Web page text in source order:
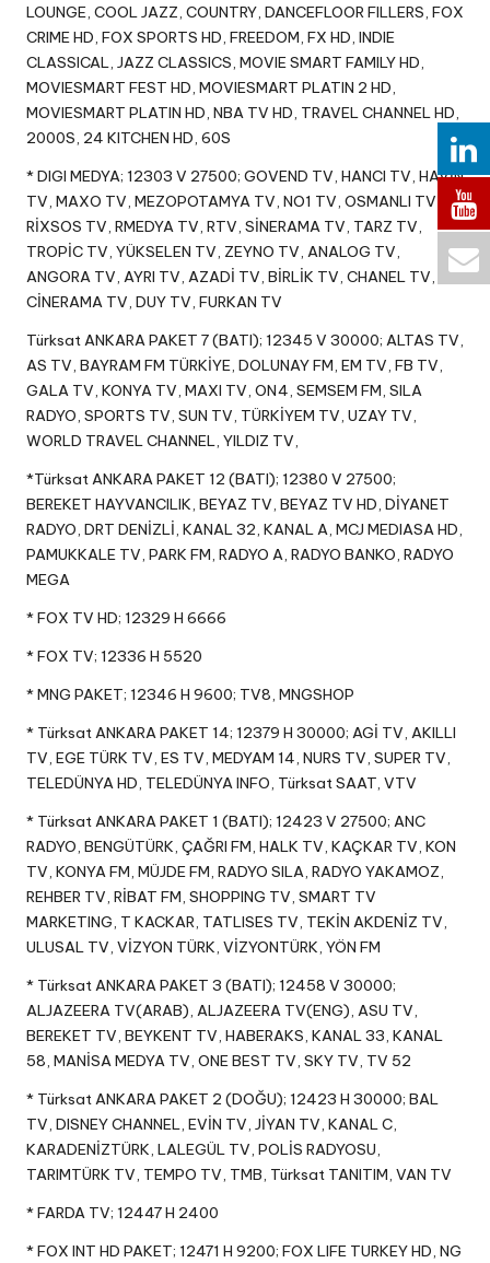
LOUNGE, COOL JAZZ, COUNTRY, DANCEFLOOR FILLERS, FOX
CRIME HD, FOX SPORTS HD, FREEDOM, FX HD, INDIE
CLASSICAL, JAZZ CLASSICS, MOVIE SMART FAMILY HD,
MOVIESMART FEST HD, MOVIESMART PLATIN 2 HD,
MOVIESMART PLATIN HD, NBA TV HD, TRAVEL CHANNEL HD,
2000S, 24 KITCHEN HD, 60S
* DIGI MEDYA; 12303 V 27500; GOVEND TV, HANCI TV, HAVİN
TV, MAXO TV, MEZOPOTAMYA TV, NO1 TV, OSMANLI TV,
RİXSOS TV, RMEDYA TV, RTV, SİNERAMA TV, TARZ TV,
TROPİC TV, YÜKSELEN TV, ZEYNO TV, ANALOG TV,
ANGORA TV, AYRI TV, AZADİ TV, BİRLİK TV, CHANEL TV,
CİNERAMA TV, DUY TV, FURKAN TV
Türksat ANKARA PAKET 7 (BATI); 12345 V 30000; ALTAS TV,
AS TV, BAYRAM FM TÜRKİYE, DOLUNAY FM, EM TV, FB TV,
GALA TV, KONYA TV, MAXI TV, ON4, SEMSEM FM, SILA
RADYO, SPORTS TV, SUN TV, TÜRKİYEM TV, UZAY TV,
WORLD TRAVEL CHANNEL, YILDIZ TV,
*Türksat ANKARA PAKET 12 (BATI); 12380 V 27500;
BEREKET HAYVANCILIK, BEYAZ TV, BEYAZ TV HD, DİYANET
RADYO, DRT DENİZLİ, KANAL 32, KANAL A, MCJ MEDIASA HD,
PAMUKKALE TV, PARK FM, RADYO A, RADYO BANKO, RADYO
MEGA
* FOX TV HD; 12329 H 6666
* FOX TV; 12336 H 5520
* MNG PAKET; 12346 H 9600; TV8, MNGSHOP
* Türksat ANKARA PAKET 14; 12379 H 30000; AGİ TV, AKILLI
TV, EGE TÜRK TV, ES TV, MEDYAM 14, NURS TV, SUPER TV,
TELEDÜNYA HD, TELEDÜNYA INFO, Türksat SAAT, VTV
* Türksat ANKARA PAKET 1 (BATI); 12423 V 27500; ANC
RADYO, BENGÜTÜRK, ÇAĞRI FM, HALK TV, KAÇKAR TV, KON
TV, KONYA FM, MÜJDE FM, RADYO SILA, RADYO YAKAMOZ,
REHBER TV, RİBAT FM, SHOPPING TV, SMART TV
MARKETING, T KACKAR, TATLISES TV, TEKİN AKDENİZ TV,
ULUSAL TV, VİZYON TÜRK, VİZYONTÜRK, YÖN FM
* Türksat ANKARA PAKET 3 (BATI); 12458 V 30000;
ALJAZEERA TV(ARAB), ALJAZEERA TV(ENG), ASU TV,
BEREKET TV, BEYKENT TV, HABERAKS, KANAL 33, KANAL
58, MANİSA MEDYA TV, ONE BEST TV, SKY TV, TV 52
* Türksat ANKARA PAKET 2 (DOĞU); 12423 H 30000; BAL
TV, DISNEY CHANNEL, EVİN TV, JİYAN TV, KANAL C,
KARADENİZTÜRK, LALEGÜL TV, POLİS RADYOSU,
TARIMTÜRK TV, TEMPO TV, TMB, Türksat TANITIM, VAN TV
* FARDA TV; 12447 H 2400
* FOX INT HD PAKET; 12471 H 9200; FOX LIFE TURKEY HD, NG